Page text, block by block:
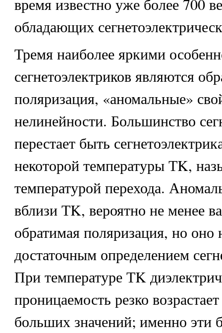
время известно уже более 700
обладающих
Тремя наиболее яркими
сегнетоэлектриков являются
поляризация, «аномальные»
нелинейности. Большинство
перестает быть
некоторой температуры ТK,
температурой перехода.
вблизи ТK, вероятно не менее
обратимая поляризация, но оно
достаточным определением
При температуре ТK
проницаемость резко
больших значений; именно эти